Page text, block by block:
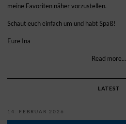
meine Favoriten näher vorzustellen.
Schaut euch einfach um und habt Spaß!
Eure Ina
Read more...
LATEST
14. FEBRUAR 2026